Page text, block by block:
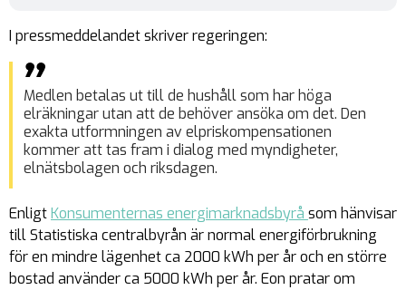
I pressmeddelandet skriver regeringen:
Medlen betalas ut till de hushåll som har höga
elräkningar utan att de behöver ansöka om det. Den
exakta utformningen av elpriskompensationen
kommer att tas fram i dialog med myndigheter,
elnätsbolagen och riksdagen.
EnligtKonsumenternas energimarknadsbyrå som hänvisar
till Statistiska centralbyrån är normal energiförbrukning
för en mindre lägenhet ca 2000 kWh per åroch en större
bostad använder ca 5000 kWh per år. Eon pratar om